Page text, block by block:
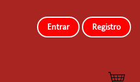
Entrar Registro